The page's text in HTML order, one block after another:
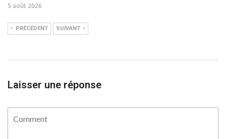
5 août 2026
PRÉCÉDENT SUIVANT
Laisser une réponse